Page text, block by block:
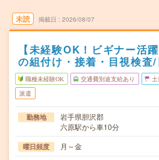
未読 掲載日 2026/08/07
【未経験OK！ビギナー活
の組付け・接着・目視検査
職種未経験OK 交通費別途支給あり
派遣
勤務地
岩手県胆沢郡
六原駅から車10分
曜日頻度 月～金